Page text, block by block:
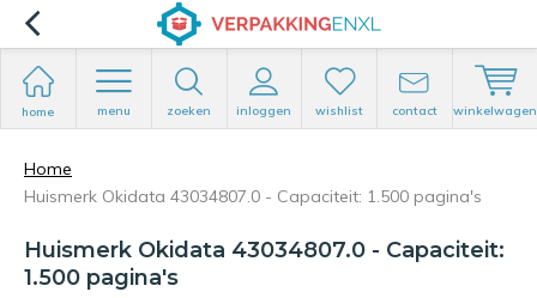
home menu zoeken inloggen wishlist contact winkelwagen
Home
Huismerk Okidata 43034807.0 - Capaciteit: 1.500 pagina's
Huismerk Okidata 43034807.0 - Capaciteit:
1.500 pagina's